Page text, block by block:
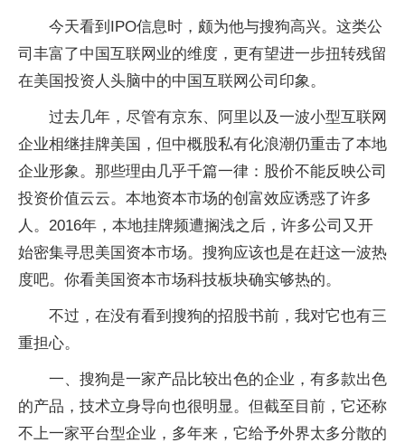
今天看到IPO信息时，颇为他与搜狗高兴。这类公
司丰富了中国互联网业的维度，更有望进一步扭转残留
在美国投资人头脑中的中国互联网公司印象。
过去几年，尽管有京东、阿里以及一波小型互联网
企业相继挂牌美国，但中概股私有化浪潮仍重击了本地
企业形象。那些理由几乎千篇一律：股价不能反映公司
投资价值云云。本地资本市场的创富效应诱惑了许多
人。2016年，本地挂牌频遭搁浅之后，许多公司又开
始密集寻思美国资本市场。搜狗应该也是在赶这一波热
度吧。你看美国资本市场科技板块确实够热的。
不过，在没有看到搜狗的招股书前，我对它也有三
重担心。
一、搜狗是一家产品比较出色的企业，有多款出色
的产品，技术立身导向也很明显。但截至目前，它还称
不上一家平台型企业，多年来，它给予外界太多分散的